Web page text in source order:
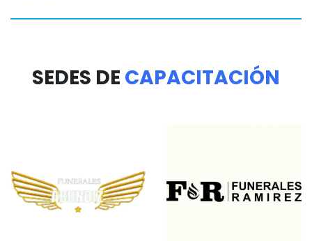
SEDES DE CAPACITACIÓN